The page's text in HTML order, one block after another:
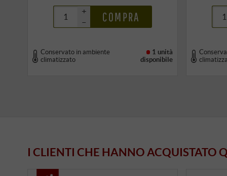
+
–
COMPRA
Conservato in ambiente
climatizzato
1 unità
disponibile
I CLIENTI CHE HANNO ACQUISTATO